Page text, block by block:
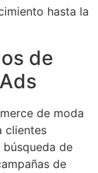
hasta la
de
de moda
clientes
de
de